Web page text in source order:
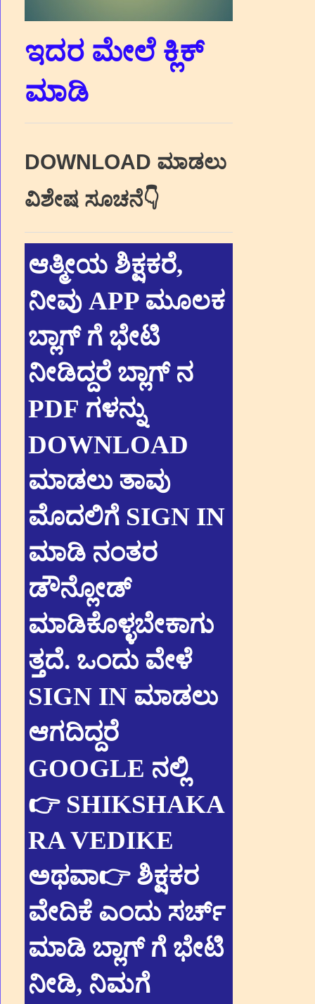
ಇದರ ಮೇಲೆ ಕ್ಲಿಕ್‌
ಮಾಡಿ
DOWNLOAD ಮಾಡಲು
ವಿಶೇಷ ಸೂಚನೆ👇
ಆತ್ಮೀಯ ಶಿಕ್ಷಕರೆ,
ನೀವು APP ಮೂಲಕ
ಬ್ಲಾಗ್ ಗೆ ಭೇಟಿ
ನೀಡಿದ್ದರೆ ಬ್ಲಾಗ್ ನ
PDF ಗಳನ್ನು
DOWNLOAD
ಮಾಡಲು ತಾವು
ಮೊದಲಿಗೆ SIGN IN
ಮಾಡಿ ನಂತರ
ಡೌನ್ಲೋಡ್
ಮಾಡಿಕೊಳ್ಳಬೇಕಾಗು
ತ್ತದೆ. ಒಂದು ವೇಳೆ
SIGN IN ಮಾಡಲು
ಆಗದಿದ್ದರೆ
GOOGLE ನಲ್ಲಿ
👉 SHIKSHAKA
RA VEDIKE
ಅಥವಾ👉 ಶಿಕ್ಷಕರ
ವೇದಿಕೆ ಎಂದು ಸರ್ಚ್
ಮಾಡಿ ಬ್ಲಾಗ್ ಗೆ ಭೇಟಿ
ನೀಡಿ, ನಿಮಗೆ